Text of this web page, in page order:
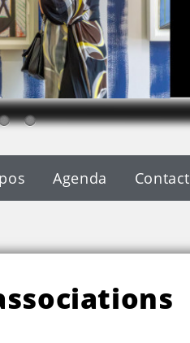
Agenda Contact